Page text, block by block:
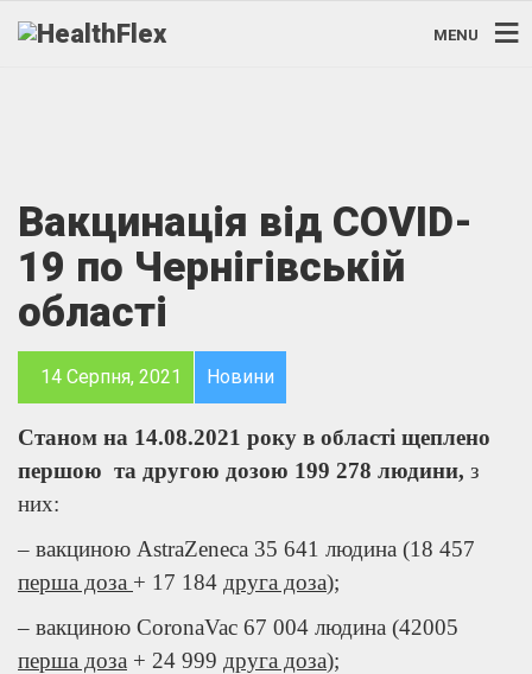
MENU
Вакцинація від COVID-
19 по Чернігівській
області
14 Серпня, 2021 Новини
Станом на 14.08.2021 року в області щеплено
першою та другою дозою 199 278 людини, з
них:
– вакциною AstraZeneca 35 641 людина (18 457
перша доза + 17 184 друга доза);
– вакциною CoronaVac 67 004 людина (42005
перша доза + 24 999 друга доза);